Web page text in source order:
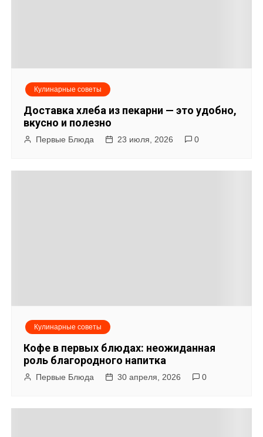
м
Кулинарные советы
Доставка хлеба из пекарни — это удобно,
вкусно и полезно
Первые Блюда 23 июля, 2026 0
Кулинарные советы
Кофе в первых блюдах: неожиданная
роль благородного напитка
Первые Блюда 30 апреля, 2026 0